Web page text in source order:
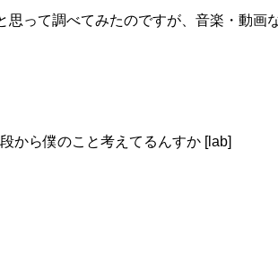
って調べてみたのですが、音楽・動画
から僕のこと考えてるんすか [lab]